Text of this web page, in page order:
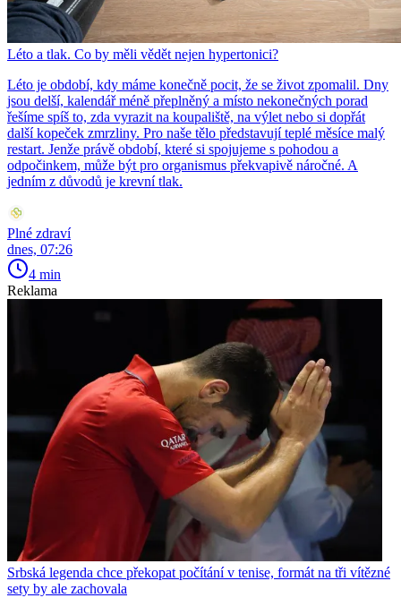
Léto a tlak. Co by měli vědět nejen hypertonici?
Léto je období, kdy máme konečně pocit, že se život zpomalil. Dny
jsou delší, kalendář méně přeplněný a místo nekonečných porad
řešíme spíš to, zda vyrazit na koupaliště, na výlet nebo si dopřát
další kopeček zmrzliny. Pro naše tělo představují teplé měsíce malý
restart. Jenže právě období, které si spojujeme s pohodou a
odpočinkem, může být pro organismus překvapivě náročné. A
jedním z důvodů je krevní tlak.
Plné zdraví
dnes, 07:26
4 min
Reklama
Srbská legenda chce překopat počítání v tenise, formát na tři vítězné
sety by ale zachovala